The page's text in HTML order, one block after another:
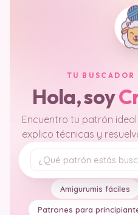
TU
Hola, soy
Encuentro tu patrón
explico técnicas y
Tu pregunta
Amigurumis fáciles
Patrones para